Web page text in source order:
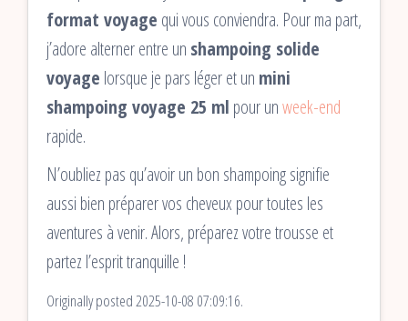
format voyage qui vous conviendra. Pour ma part,
j’adore alterner entre un shampoing solide
voyage lorsque je pars léger et un mini
shampoing voyage 25 ml pour unweek-end
rapide.
N’oubliez pas qu’avoir un bon shampoing signifie
aussi bien préparer vos cheveux pour toutes les
aventures à venir. Alors, préparez votre trousse et
partez l’esprit tranquille !
Originally posted 2025-10-08 07:09:16.